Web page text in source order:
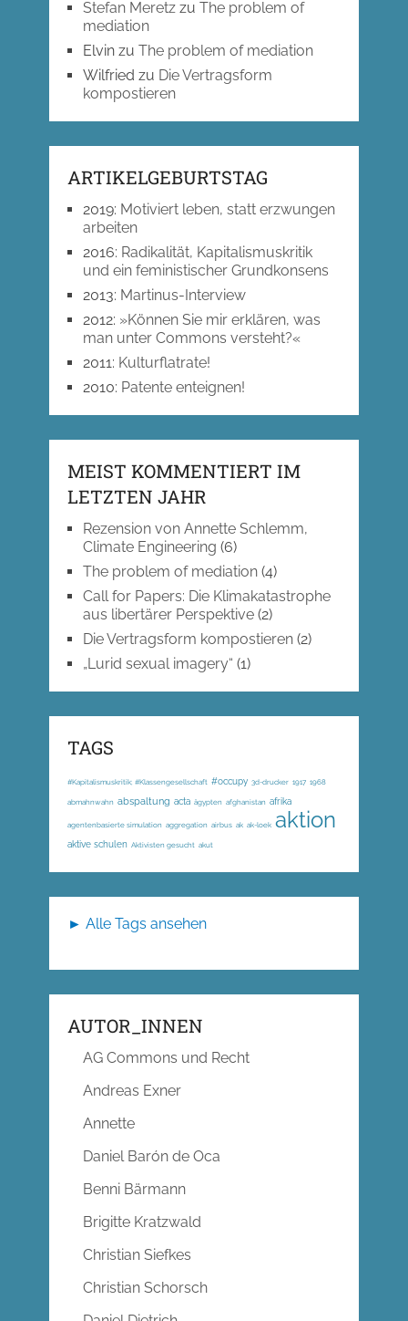
Stefan Meretzzu The problem of
mediation
Elvinzu The problem of mediation
Wilfried zu Die Vertragsform
kompostieren
ARTIKELGEBURTSTAG
2019: Motiviert leben, statt erzwungen
arbeiten
2016: Radikalität, Kapitalismuskritik
und ein feministischer Grundkonsens
2013: Martinus-Interview
2012: »Können Sie mir erklären, was
man unter Commons versteht?«
2011: Kulturflatrate!
2010: Patente enteignen!
MEIST KOMMENTIERT IM
LETZTEN JAHR
Rezension von Annette Schlemm,
Climate Engineering (6)
The problem of mediation(4)
Call for Papers: Die Klimakatastrophe
aus libertärer Perspektive(2)
Die Vertragsform kompostieren(2)
„Lurid sexual imagery“ (1)
TAGS
#Kapitalismuskritik; #Klassengesellschaft #occupy 3d-drucker 1917 1968
abmahnwahn abspaltung acta ägypten afghanistan afrika
agentenbasierte simulation aggregation airbus ak ak-loek aktion
aktive schulen Aktivisten gesucht akut
► Alle Tags ansehen
AUTOR_INNEN
AG Commons und Recht
Andreas Exner
Annette
Daniel Barón de Oca
Benni Bärmann
Brigitte Kratzwald
Christian Siefkes
Christian Schorsch